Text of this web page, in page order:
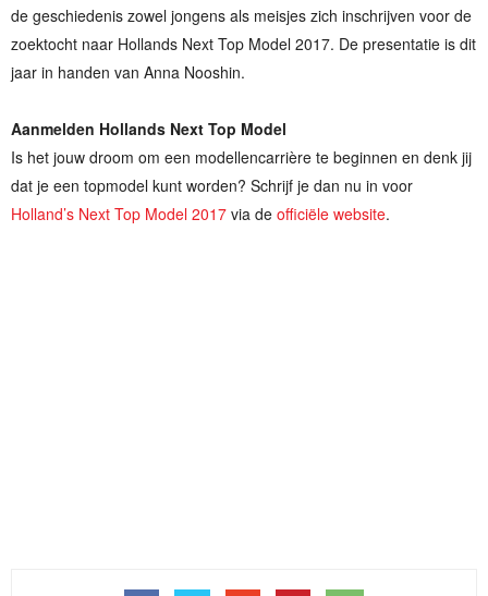
de geschiedenis zowel jongens als meisjes zich inschrijven voor de
zoektocht naar Hollands Next Top Model 2017. De presentatie is dit
jaar in handen van Anna Nooshin.
Aanmelden Hollands Next Top Model
Is het jouw droom om een modellencarrière te beginnen en denk jij
dat je een topmodel kunt worden? Schrijf je dan nu in voor
Holland’s Next Top Model 2017 via de officiële website.